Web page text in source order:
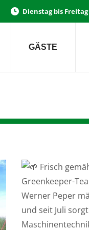
Dienstag bis Freitag
GÄSTE
Frisch
Greenkeeper-
Werner Peper
und seit Juli